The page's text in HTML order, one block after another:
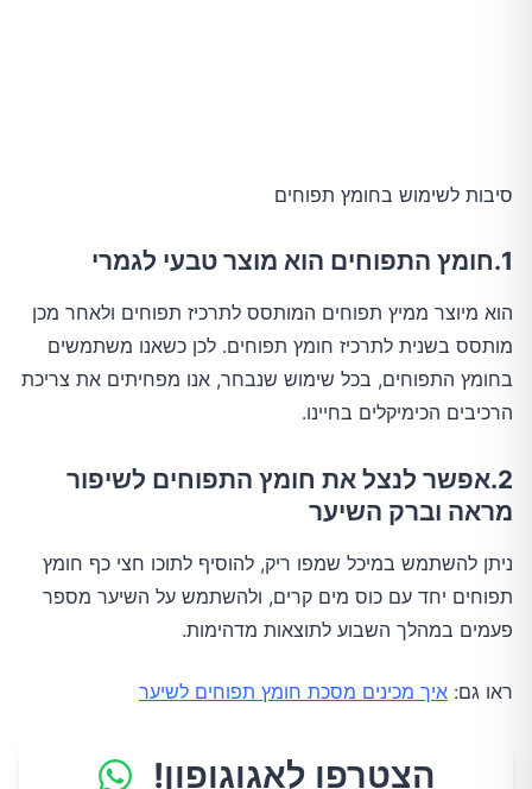
סיבות לשימוש בחומץ תפוחים
1.חומץ התפוחים הוא מוצר טבעי לגמרי
הוא מיוצר ממיץ תפוחים המותסס לתרכיז תפוחים ולאחר מכן
מותסס בשנית לתרכיז חומץ תפוחים. לכן כשאנו משתמשים
בחומץ התפוחים, בכל שימוש שנבחר, אנו מפחיתים את צריכת
הרכיבים הכימיקלים בחיינו.
2.אפשר לנצל את חומץ התפוחים לשיפור
מראה וברק השיער
ניתן להשתמש במיכל שמפו ריק, להוסיף לתוכו חצי כף חומץ
תפוחים יחד עם כוס מים קרים, ולהשתמש על השיער מספר
פעמים במהלך השבוע לתוצאות מדהימות.
ראו גם: איך מכינים מסכת חומץ תפוחים לשיער
הצטרפו לאגוגופון!